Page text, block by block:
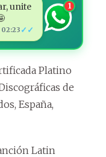
unite
02:23 ✓✓
1
Platino
de
España,
Latin